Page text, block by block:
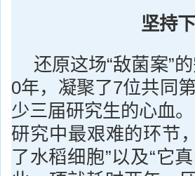
坚持
还原这场“敌菌案”
0年，凝聚了7位共同
少三届研究生的心血。
研究中最艰难的环节
了水稻细胞”以及“它